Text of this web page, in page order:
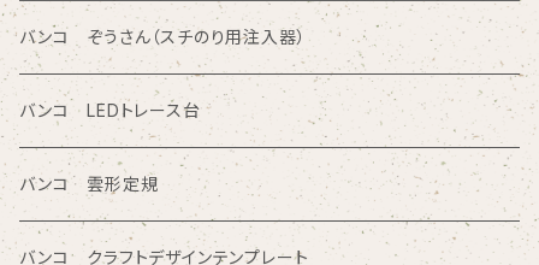
カタカナ入りテンプレート定規
図面レイアウト/ 専門チャート/その他テンプレート定規
商品シリーズ名から検索
SE型
読み取り定規
ツイン定規
ノートブックテンプレート ルーラースリム
カリグラフィガイドライン定規
オレフィン系樹脂
バンコ ぞうさん（スチのり用注入器）
バンコ LEDトレース台
バンコ 雲形定規
バンコ クラフトデザインテンプレート